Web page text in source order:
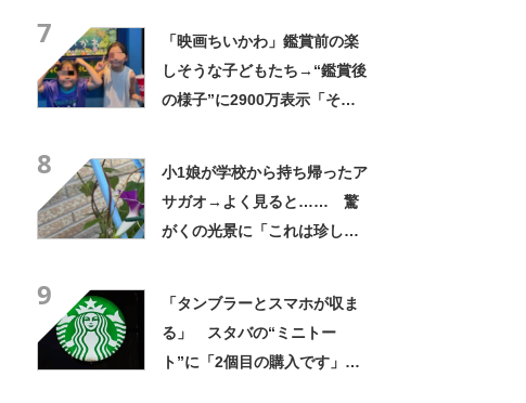
7
「映画ちいかわ」鑑賞前の楽
しそうな子どもたち→“鑑賞後
の様子”に2900万表示「そう
8
小1娘が学校から持ち帰ったア
サガオ→よく見ると…… 驚
がくの光景に「これは珍し
9
「タンブラーとスマホが収ま
る」 スタバの“ミニトー
ト”に「2個目の購入です」